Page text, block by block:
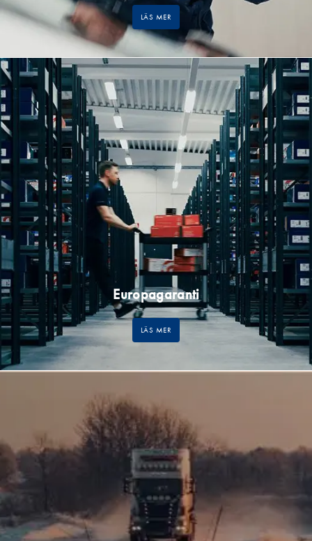
LÄS MER
Europagaranti
LÄS MER